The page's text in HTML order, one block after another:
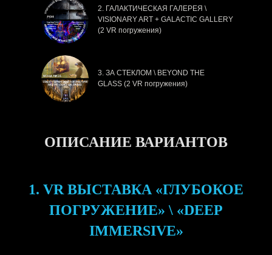
2. ГАЛАКТИЧЕСКАЯ ГАЛЕРЕЯ \
VISIONARY ART + GALACTIC GALLERY
(2 VR погружения)
3. ЗА СТЕКЛОМ \ BEYOND THE
GLASS (2 VR погружения)
ОПИСАНИЕ ВАРИАНТОВ
1. VR ВЫСТАВКА «ГЛУБОКОЕ
ПОГРУЖЕНИЕ» \ «DEEP
IMMERSIVE»